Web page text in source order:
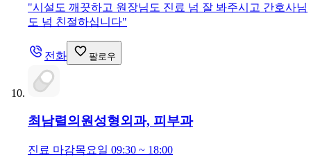
"시설도 깨끗하고 원장님도 진료 넘 잘 봐주시고 간호사님
도 넘 친절하십니다"
전화 팔로우
최남렬의원성형외과, 피부과
진료 마감목요일 09:30 ~ 18:00